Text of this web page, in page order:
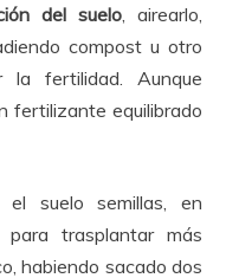
del suelo , airearlo,
compost u otro
la fertilidad. Aunque
fertilizante equilibrado
el suelo semillas, en
para trasplantar más
habiendo sacado dos